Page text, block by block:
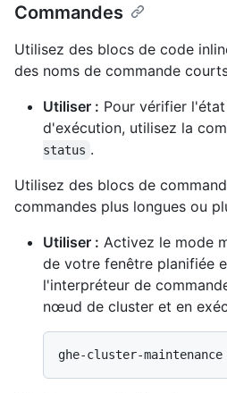
Commandes
Utilisez des blocs de code
des noms de commande
Utiliser : Pour vérifier
d'exécution, utilisez la
status .
Utilisez des blocs de
commandes plus longues ou
Utiliser : Activez le mode
de votre fenêtre planifiée
l'interpréteur de
nœud de cluster et en